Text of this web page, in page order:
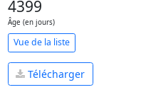
4399
Âge (en jours)
Vue de la liste
Télécharger